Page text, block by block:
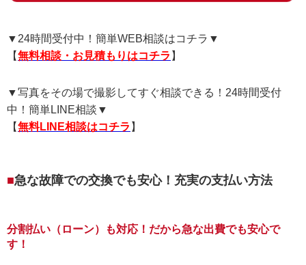
▼24時間受付中！簡単WEB相談はコチラ▼
【無料相談・お見積もりはコチラ 】
▼写真をその場で撮影してすぐ相談できる！24時間受付
中！簡単LINE相談▼
【無料LINE相談はコチラ 】
急な故障での交換でも安心！充実の支払い方法
分割払い（ローン）も対応！だから急な出費でも安心で
す！